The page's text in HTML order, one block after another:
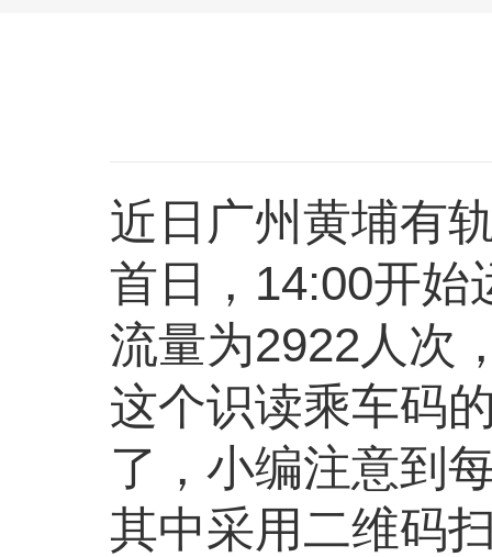
近日广州黄埔有
首日，14:00开始
流量为2922人次
这个识读乘车码
了，小编注意到
其中采用二维码